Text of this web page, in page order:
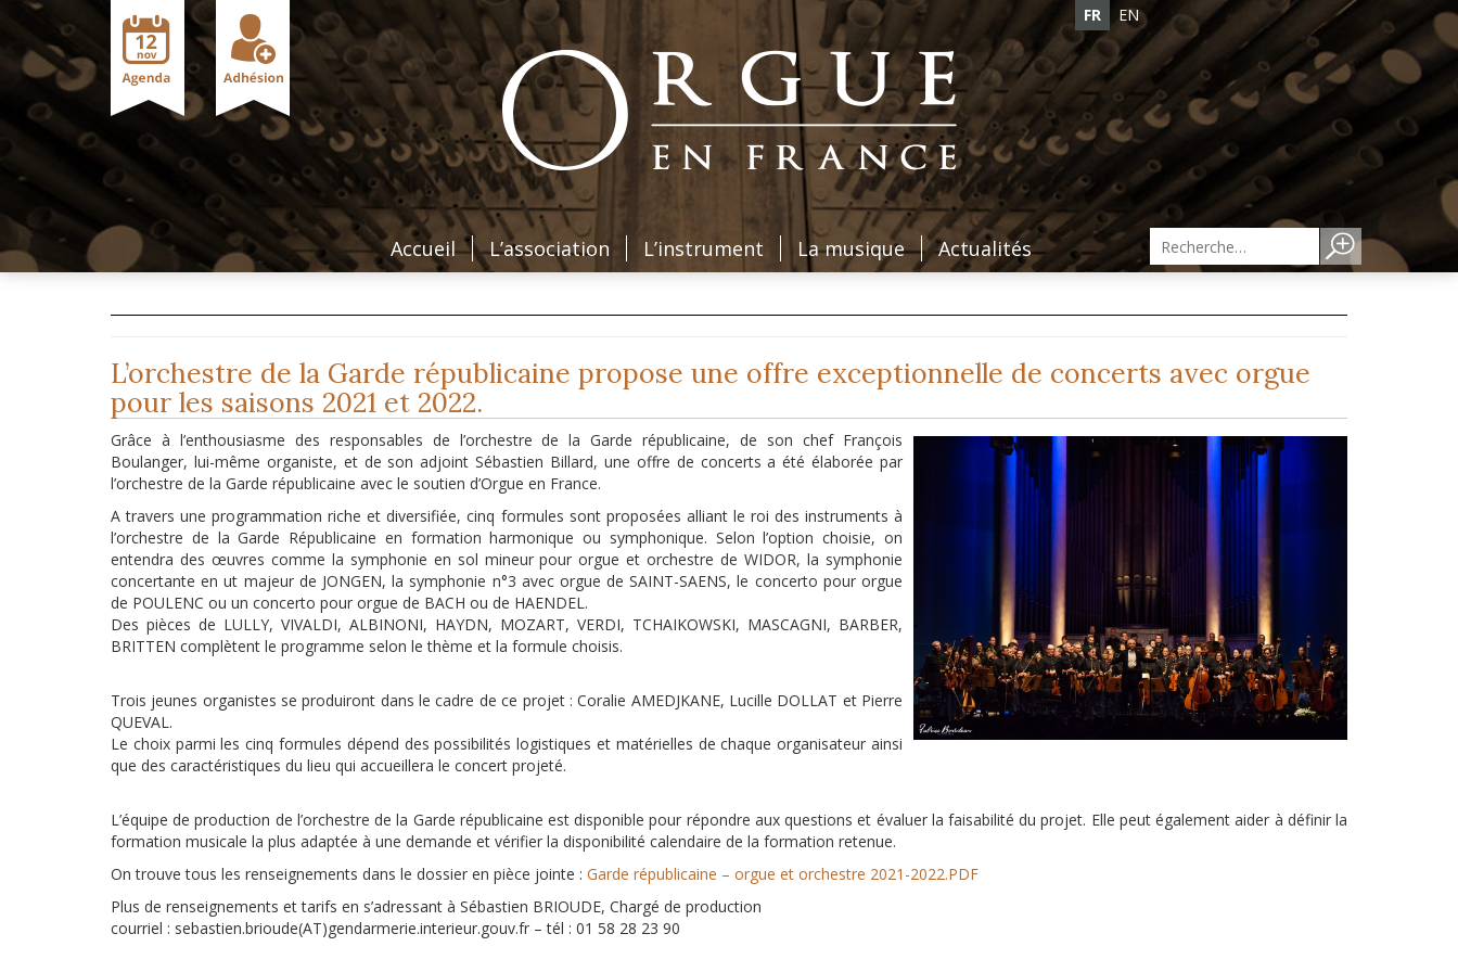
FR EN
Accueil L’association L’instrument La musique Actualités
L’orchestre de la Garde républicaine propose une offre exceptionnelle de concerts avec orgue
pour les saisons 2021 et 2022.
Grâce à l’enthousiasme des responsables de l’orchestre de la Garde républicaine, de son chef François
Boulanger, lui-même organiste, et de son adjoint Sébastien Billard, une offre de concerts a été élaborée par
l’orchestre de la Garde républicaine avec le soutien d’Orgue en France.
A travers une programmation riche et diversifiée, cinq formules sont proposées alliant le roi des instruments à
l’orchestre de la Garde Républicaine en formation harmonique ou symphonique. Selon l’option choisie, on
entendra des œuvres comme la symphonie en sol mineur pour orgue et orchestre de WIDOR, la symphonie
concertante en ut majeur de JONGEN, la symphonie n°3 avec orgue de SAINT-SAENS, le concerto pour orgue
de POULENC ou un concerto pour orgue de BACH ou de HAENDEL.
Des pièces de LULLY, VIVALDI, ALBINONI, HAYDN, MOZART, VERDI, TCHAIKOWSKI, MASCAGNI, BARBER,
BRITTEN complètent le programme selon le thème et la formule choisis.
Trois jeunes organistes se produiront dans le cadre de ce projet : Coralie AMEDJKANE, Lucille DOLLAT et Pierre
QUEVAL.
Le choix parmi les cinq formules dépend des possibilités logistiques et matérielles de chaque organisateur ainsi
que des caractéristiques du lieu qui accueillera le concert projeté.
L’équipe de production de l’orchestre de la Garde républicaine est disponible pour répondre aux questions et évaluer la faisabilité du projet. Elle peut également aider à définir la
formation musicale la plus adaptée à une demande et vérifier la disponibilité calendaire de la formation retenue.
On trouve tous les renseignements dans le dossier en pièce jointe : Garde républicaine – orgue et orchestre 2021-2022.PDF
Plus de renseignements et tarifs en s’adressant à Sébastien BRIOUDE, Chargé de production
courriel : sebastien.brioude(AT)gendarmerie.interieur.gouv.fr – tél : 01 58 28 23 90